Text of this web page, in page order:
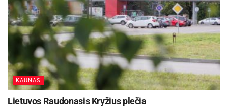
KAUNAS
Lietuvos Raudonasis Kryžius plečia